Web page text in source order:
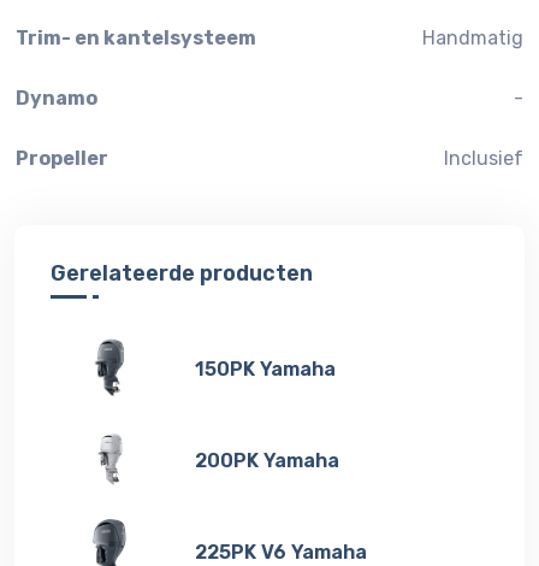
Trim- en kantelsysteem Handmatig
Dynamo -
Propeller Inclusief
Gerelateerde producten
150PK Yamaha
200PK Yamaha
225PK V6 Yamaha